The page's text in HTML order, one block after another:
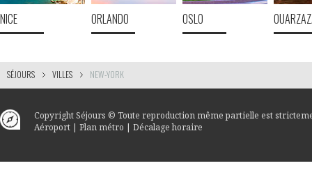
NICE ORLANDO OSLO
SÉJOURS VILLES NEW-YORK
CopyrightSéjours © Toute reproduction même partielle est
Aéroport | Plan métro | Décalage horaire